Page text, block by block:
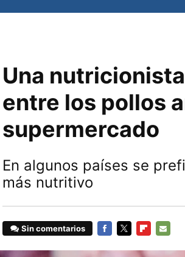
Una
entre los pollos
supermercado
En algunos países se
más nutritivo
Sin comentarios